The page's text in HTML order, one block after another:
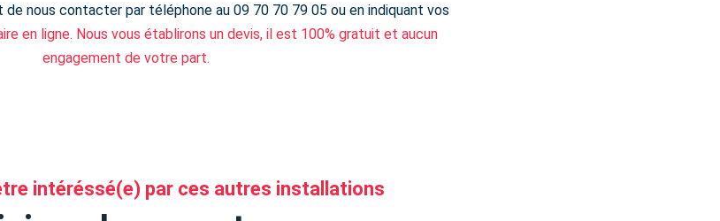
de nous contacter par téléphone au 09 70 70 79 05 ou en indiquant vos
en ligne. Nous vous établirons un devis, il est 100% gratuit et aucun
engagement de votre part.
intéréssé(e) par ces autres installations